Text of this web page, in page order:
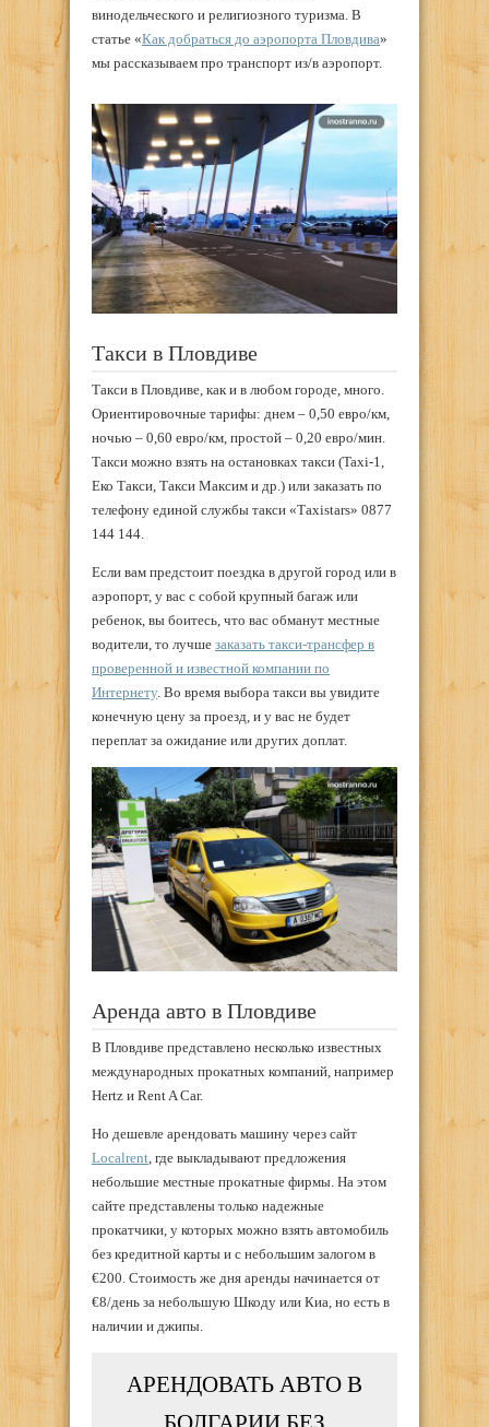
винодельческого и религиозного туризма. В
статье «Как добраться до аэропорта Пловдива»
мы рассказываем про транспорт из/в аэропорт.
Такси в Пловдиве
Такси в Пловдиве, как и в любом городе, много.
Ориентировочные тарифы: днем – 0,50 евро/км,
ночью – 0,60 евро/км, простой – 0,20 евро/мин.
Такси можно взять на остановках такси (Taxi-1,
Еко Такси, Такси Максим и др.) или заказать по
телефону единой службы такси «Тaxistars» 0877
144 144.
Если вам предстоит поездка в другой город или в
аэропорт, у вас с собой крупный багаж или
ребенок, вы боитесь, что вас обманут местные
водители, то лучше заказать такси-трансфер в
проверенной и известной компании по
Интернету. Во время выбора такси вы увидите
конечную цену за проезд, и у вас не будет
переплат за ожидание или других доплат.
Аренда авто в Пловдиве
В Пловдиве представлено несколько известных
международных прокатных компаний, например
Hertz и Rent A Car.
Но дешевле арендовать машину через сайт
Localrent, где выкладывают предложения
небольшие местные прокатные фирмы. На этом
сайте представлены только надежные
прокатчики, у которых можно взять автомобиль
без кредитной карты и с небольшим залогом в
€200. Стоимость же дня аренды начинается от
€8/день за небольшую Шкоду или Киа, но есть в
наличии и джипы.
АРЕНДОВАТЬ АВТО В
БОЛГАРИИ БЕЗ